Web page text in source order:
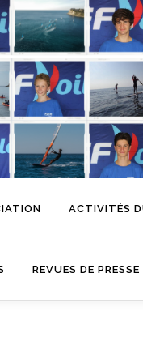
ACTIVITÉS
REVUES DE PRESSE